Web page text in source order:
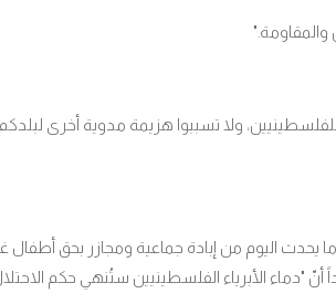
والمقاومة".
ولا تسببوا هزيمة مدوية أخرى
يحدث اليوم من إبادة جماعية ومجازر بحق أطفال
"دماء الأبرياء الفلسطينيين ستُنهي حكم